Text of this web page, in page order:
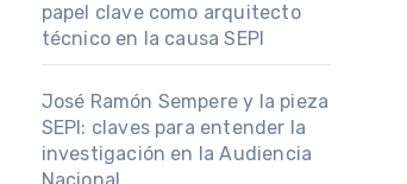
papel clave como arquitecto
técnico en la causa SEPI
José Ramón Sempere y la pieza
SEPI: claves para entender la
investigación en la Audiencia